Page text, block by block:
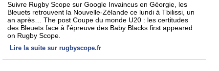
Suivre Rugby Scope sur Google Invaincus en Géorgie, les
Bleuets retrouvent la Nouvelle-Zélande ce lundi à Tbilissi, un
an après… The post Coupe du monde U20 : les certitudes
des Bleuets face à l’épreuve des Baby Blacks first appeared
on Rugby Scope.
Lire la suite sur rugbyscope.fr